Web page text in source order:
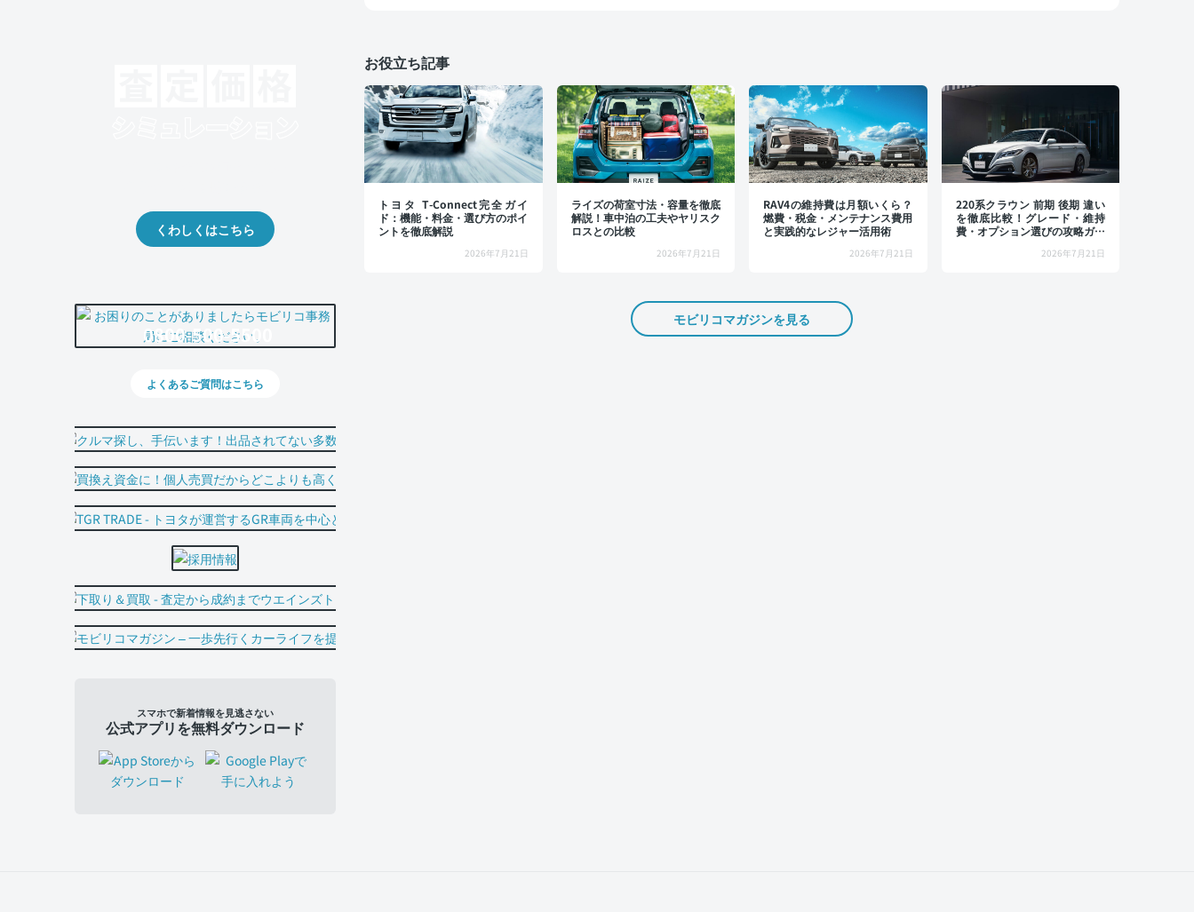
お役立ち記事
トヨタ T-Connect完全ガイ
ド：機能・料金・選び方のポイ
ントを徹底解説
2026年7月21日
ライズの荷室寸法・容量を徹底
解説！車中泊の工夫やヤリスク
ロスとの比較
2026年7月21日
RAV4の維持費は月額いくら？
燃費・税金・メンテナンス費用
と実践的なレジャー活用術
2026年7月21日
220系クラウン 前期 後期 違い
を徹底比較！グレード・維持
費・オプション選びの攻略ガイ
2026年7月21日
モビリコマガジンを見る
くわしくはこちら
0800-500-5500
よくあるご質問はこちら
スマホで新着情報を見逃さない
公式アプリを無料ダウンロード